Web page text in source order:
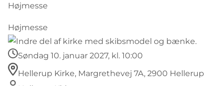
Højmesse
Højmesse
Søndag 10. januar 2027, kl. 10:00
Hellerup Kirke, Margrethevej 7A, 2900 Hellerup